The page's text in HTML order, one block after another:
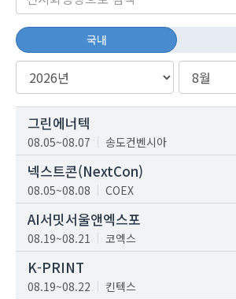
국내
그린에너텍
08.05~08.07 송도컨벤시아
넥스트콘(NextCon)
08.05~08.08 COEX
AI서밋서울앤엑스포
08.19~08.21 코엑스
K-PRINT
08.19~08.22 킨텍스